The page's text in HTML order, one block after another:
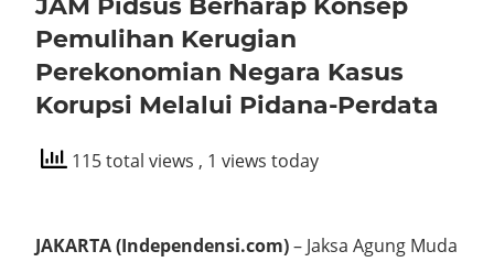
Pemulihan Kerugian
Perekonomian Negara Kasus
Korupsi Melalui Pidana-Perdata
115 total views , 1 views today
JAKARTA (Independensi.com)– Jaksa Agung Muda